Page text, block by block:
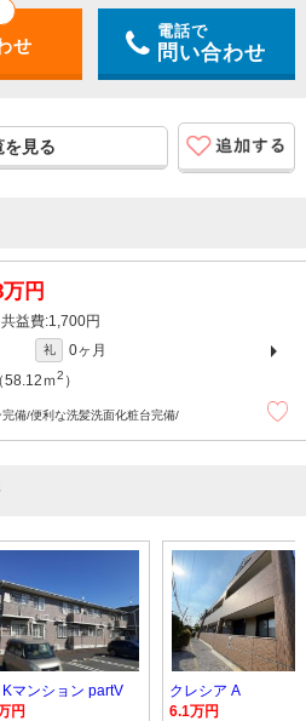
電話で
問い合わせ
を見る
円
1,700円
礼
0ヶ月
58.12ｍ2 ）
備/便利な洗髪洗面化粧台完備/
Kマンション partV
円
クレシア A
6.1万円